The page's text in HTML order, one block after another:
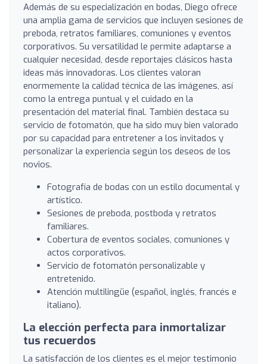
Además de su especialización en bodas, Diego ofrece
una amplia gama de servicios que incluyen sesiones de
preboda, retratos familiares, comuniones y eventos
corporativos. Su versatilidad le permite adaptarse a
cualquier necesidad, desde reportajes clásicos hasta
ideas más innovadoras. Los clientes valoran
enormemente la calidad técnica de las imágenes, así
como la entrega puntual y el cuidado en la
presentación del material final. También destaca su
servicio de fotomatón, que ha sido muy bien valorado
por su capacidad para entretener a los invitados y
personalizar la experiencia según los deseos de los
novios.
Fotografía de bodas con un estilo documental y
artístico.
Sesiones de preboda, postboda y retratos
familiares.
Cobertura de eventos sociales, comuniones y
actos corporativos.
Servicio de fotomatón personalizable y
entretenido.
Atención multilingüe (español, inglés, francés e
italiano).
La elección perfecta para inmortalizar
tus recuerdos
La satisfacción de los clientes es el mejor testimonio